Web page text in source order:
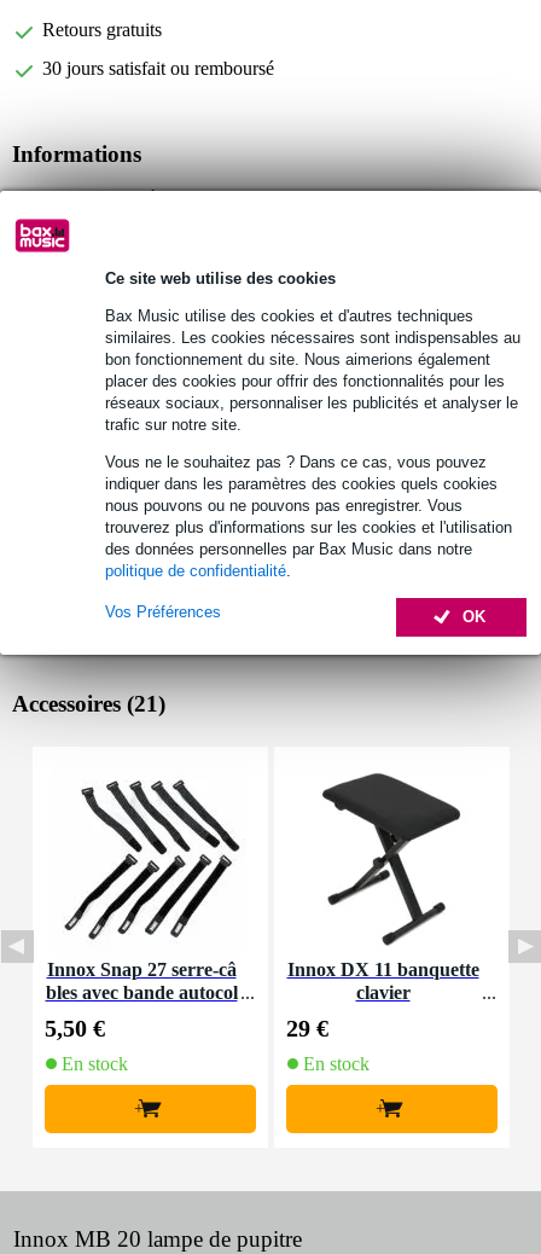
Ce site web utilise des cookies
Bax Music utilise des cookies et d'autres techniques
similaires. Les cookies nécessaires sont indispensables au
bon fonctionnement du site. Nous aimerions également
placer des cookies pour offrir des fonctionnalités pour les
réseaux sociaux, personnaliser les publicités et analyser le
trafic sur notre site.
Vous ne le souhaitez pas ? Dans ce cas, vous pouvez
indiquer dans les paramètres des cookies quels cookies
nous pouvons ou ne pouvons pas enregistrer. Vous
trouverez plus d'informations sur les cookies et l'utilisation
des données personnelles par Bax Music dans notre
politique de confidentialité.
OK
Vos Préférences
Retours gratuits
30 jours satisfait ou remboursé
Informations
lampe de pupitre à pince avec col de cygne
source : 9 LED
Autres variantes (3)
Accessoires (21)
Innox Snap 27 serre-câ
bles avec bande autocol
5,50 €
En stock
+
Innox DX 11 banquette
clavier
29 €
En stock
+
Innox MB 20 lampe de pupitre